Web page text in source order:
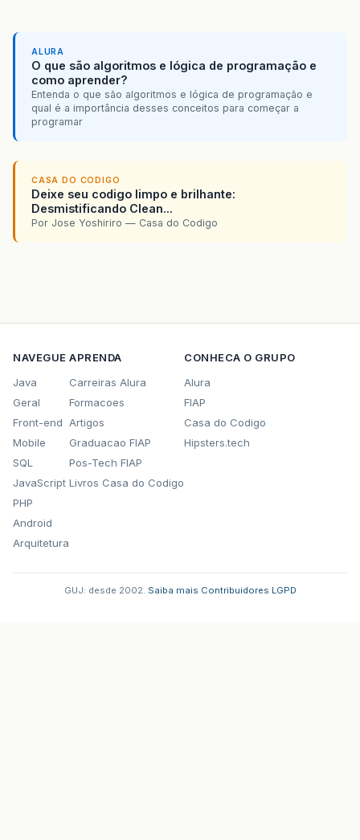
ALURA
O que são algoritmos e lógica de programação e
como aprender?
Entenda o que são algoritmos e lógica de programação e
qual é a importância desses conceitos para começar a
programar
CASA DO CODIGO
Deixe seu codigo limpo e brilhante:
Desmistificando Clean...
Por Jose Yoshiriro — Casa do Codigo
NAVEGUE
Java
Geral
Front-end
Mobile
SQL
JavaScript
PHP
Android
Arquitetura
APRENDA
Carreiras Alura
Formacoes
Artigos
Graduacao FIAP
Pos-Tech FIAP
Livros Casa do Codigo
CONHECA O GRUPO
Alura
FIAP
Casa do Codigo
Hipsters.tech
GUJ: desde 2002. Saiba mais Contribuidores LGPD